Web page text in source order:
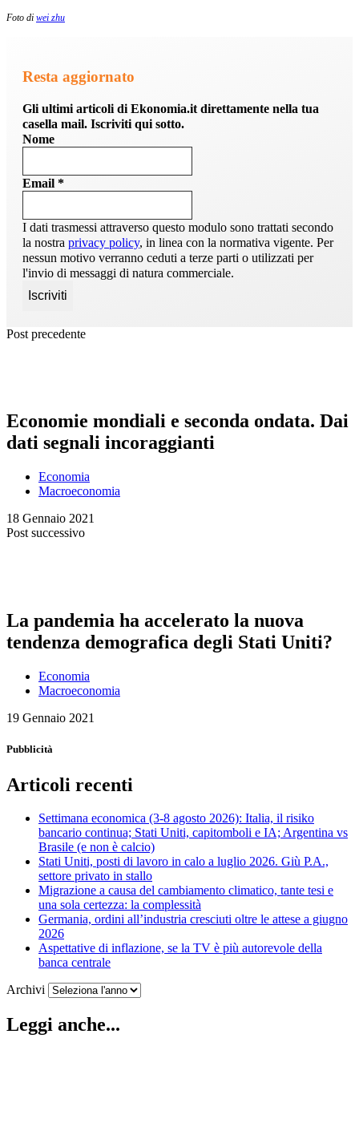
Foto di wei zhu
Resta aggiornato
Gli ultimi articoli di Ekonomia.it direttamente nella tua
casella mail. Iscriviti qui sotto.
Nome
Email *
I dati trasmessi attraverso questo modulo sono trattati secondo
la nostra privacy policy, in linea con la normativa vigente. Per
nessun motivo verranno ceduti a terze parti o utilizzati per
l'invio di messaggi di natura commerciale.
Post precedente
Economie mondiali e seconda ondata. Dai
dati segnali incoraggianti
Economia
Macroeconomia
18 Gennaio 2021
Post successivo
La pandemia ha accelerato la nuova
tendenza demografica degli Stati Uniti?
Economia
Macroeconomia
19 Gennaio 2021
Pubblicità
Articoli recenti
Settimana economica (3-8 agosto 2026): Italia, il risiko
bancario continua; Stati Uniti, capitomboli e IA; Argentina vs
Brasile (e non è calcio)
Stati Uniti, posti di lavoro in calo a luglio 2026. Giù P.A.,
settore privato in stallo
Migrazione a causa del cambiamento climatico, tante tesi e
una sola certezza: la complessità
Germania, ordini all’industria cresciuti oltre le attese a giugno
2026
Aspettative di inflazione, se la TV è più autorevole della
banca centrale
Archivi
Leggi anche...